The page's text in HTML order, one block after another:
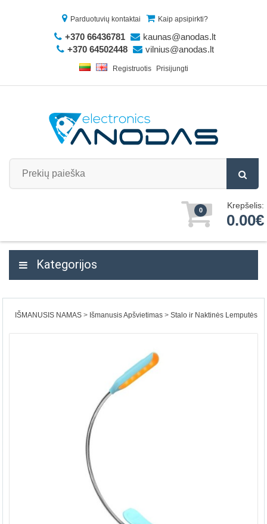
Parduotuvių kontaktai Kaip apsipirkti?
+370 66436781
kaunas@anodas.lt
+370 64502448
vilnius@anodas.lt
Registruotis Prisijungti
0 Krepšelis:
0.00€
Kategorijos
IŠMANUSIS NAMAS Išmanusis Apšvietimas Stalo ir Naktinės Lemputės